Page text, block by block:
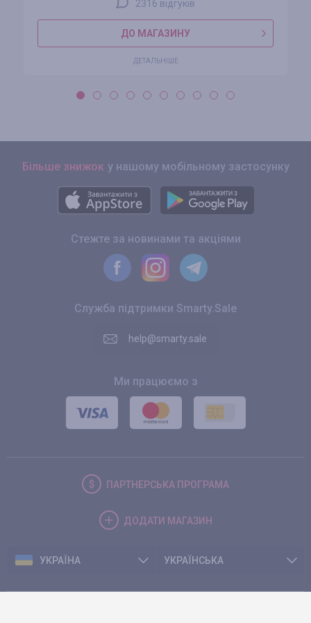
2316 відгуків
ДО МАГАЗИНУ
ДЕТАЛЬНІШЕ
Більше знижок у нашому мобільному застосунку
Стежте за новинами та акціями
Служба підтримки Smarty.Sale
help@smarty.sale
Ми працюємо з
ПАРТНЕРСЬКА ПРОГРАМА
ДОДАТИ МАГАЗИН
УКРАЇНА УКРАЇНСЬКА